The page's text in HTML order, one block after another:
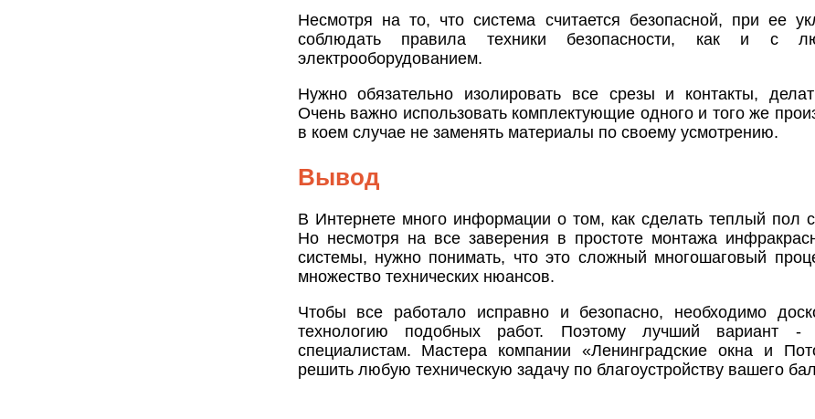
Несмотря на то, что система считается безопасной, при ее
соблюдать правила техники безопасности, как и с
электрооборудованием.
Нужно обязательно изолировать все срезы и контакты,
Очень важно использовать комплектующие одного и того же
в коем случае не заменять материалы по своему усмотрению.
Вывод
В Интернете много информации о том, как сделать теплый пол
Но несмотря на все заверения в простоте монтажа
системы, нужно понимать, что это сложный многошаговый
множество технических нюансов.
Чтобы все работало исправно и безопасно, необходимо
технологию подобных работ. Поэтому лучший вариант -
специалистам. Мастера компании «Ленинградские окна и
решить любую техническую задачу по благоустройству вашего